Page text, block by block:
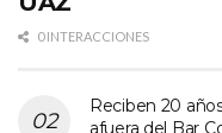
0 INTERACCIONES
Reciben 20
afuera del Bar